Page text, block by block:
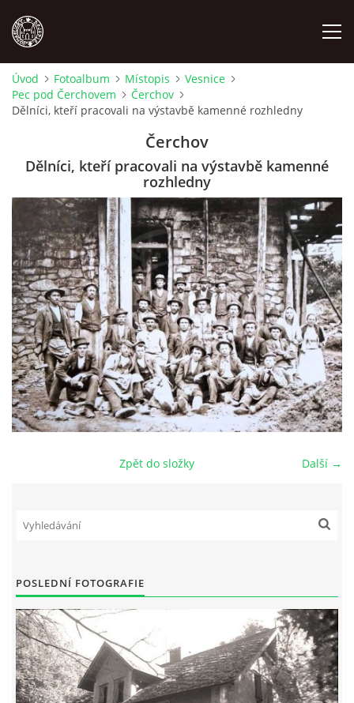
MÍSTOPIS
OSTATNÍ
ODKAZY
O NÁS
DŮL NA SLÍDU (NA KOLE)
Kontakt:
© 2026 eStránky.cz | Aktualizováno: 17. 7. 2026|Nahoru ↑
Úvod Fotoalbum Místopis
Vesnice
Pec pod Čerchovem
Čerchov
Dělníci, kteří pracovali na výstavbě kamenné rozhledny
Čerchov
Dělníci, kteří pracovali na výstavbě kamenné
rozhledny
Další →
Zpět do složky
POSLEDNÍ FOTOGRAFIE